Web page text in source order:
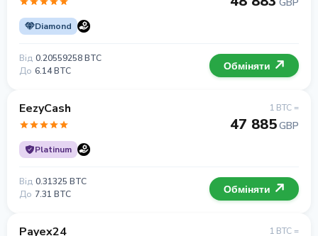
Diamond
Від 0.20559258 BTC
До 6.14 BTC Обміняти
EezyCash
Platinum
1 BTC =
47 885GBP
Від 0.31325 BTC
До 7.31 BTC Обміняти
Payex24 1 BTC =